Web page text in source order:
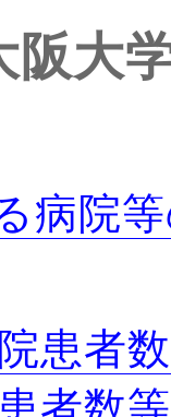
阪大
病院
患者数
者数